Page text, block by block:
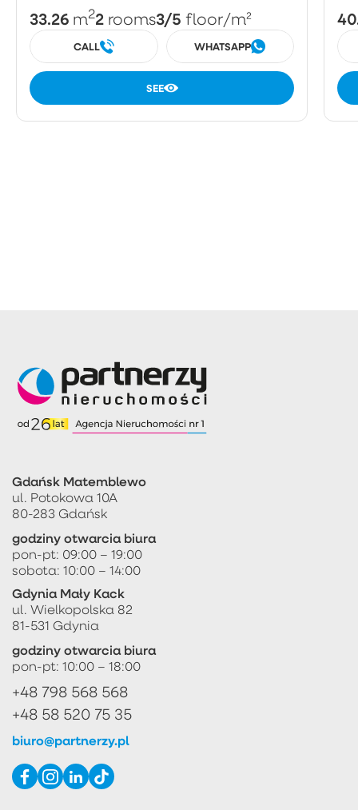
33.26 m22 rooms3/5 floor/m²
CALL WHATSAPP
SEE
Gdańsk Matemblewo
ul. Potokowa 10A
80-283 Gdańsk
godziny otwarcia biura
pon-pt: 09:00 – 19:00
sobota: 10:00 – 14:00
Gdynia Mały Kack
ul. Wielkopolska 82
81-531 Gdynia
godziny otwarcia biura
pon-pt: 10:00 – 18:00
+48 798 568 568
+48 58 520 75 35
biuro@partnerzy.pl